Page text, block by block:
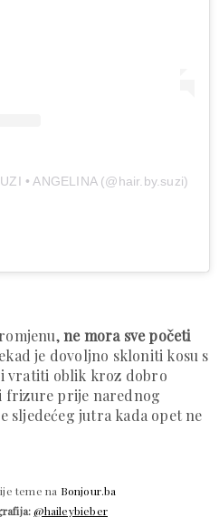
• ANGELINA (@hair.by.suzi)
ne mora sve početi
je dovoljno skloniti kosu s
vratiti oblik kroz dobro
frizure prije narednog
jutra kada opet ne
teme na Bonjour.ba
@haileybieber